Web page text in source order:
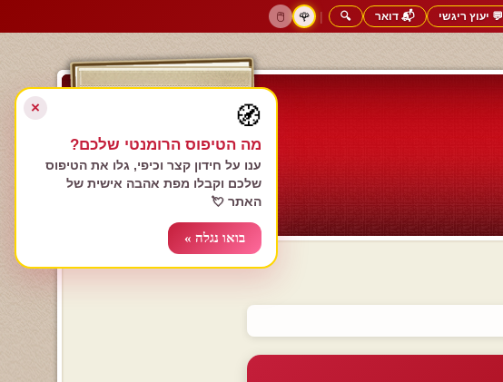
💬 יעוץ ריגשי 📬 דואר 🔍
|
🌹
🖱️
הרשם עכשיו
התחבר